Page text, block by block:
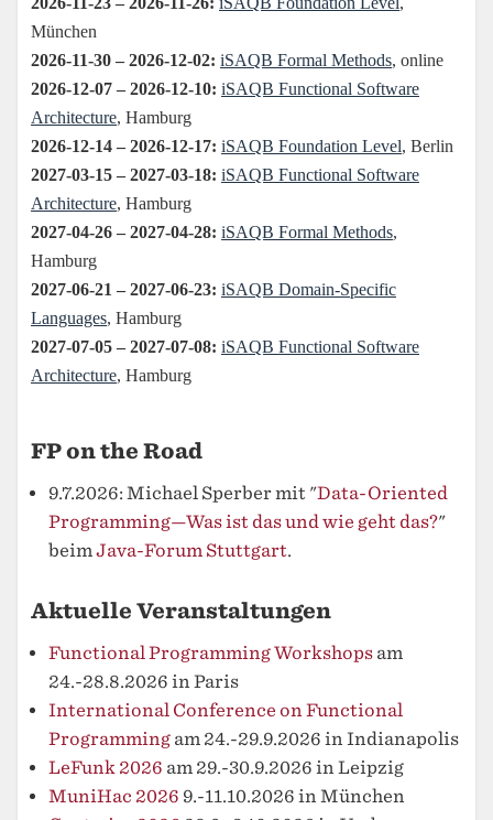
FP on the Road
9.7.2026: Michael Sperber mit "Data-Oriented
Programming—Was ist das und wie geht das?"
beimJava-Forum Stuttgart.
Aktuelle Veranstaltungen
Functional Programming Workshops am
24.-28.8.2026 in Paris
International Conference on Functional
Programming am 24.-29.9.2026 in Indianapolis
LeFunk 2026 am 29.-30.9.2026 in Leipzig
MuniHac 2026 9.-11.10.2026 in München